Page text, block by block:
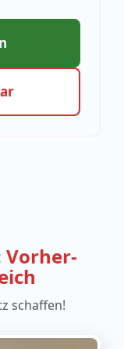
Vorher-
schaffen!